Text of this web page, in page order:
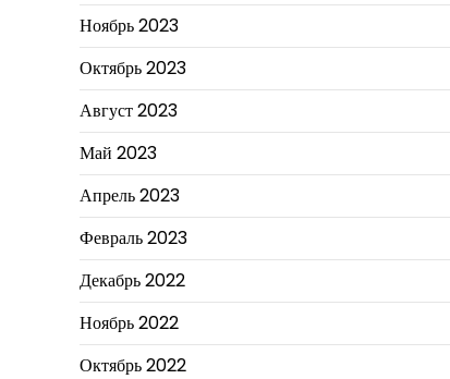
Ноябрь 2023
Октябрь 2023
Август 2023
Май 2023
Апрель 2023
Февраль 2023
Декабрь 2022
Ноябрь 2022
Октябрь 2022